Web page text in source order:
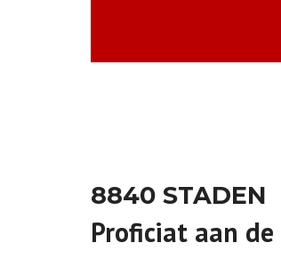
8840 STADEN
Proficiat aan